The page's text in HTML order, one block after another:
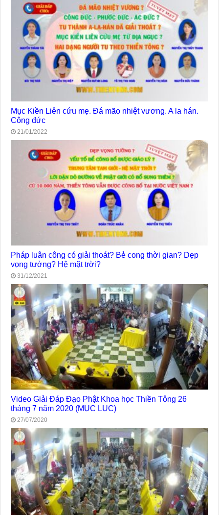
Mục Kiền Liên cứu mẹ. Đá mão nhiệt vương. A la hán.
Công đức
21/01/2022
Pháp luân công có giải thoát? Bẻ cong thời gian? Dẹp
vọng tưởng? Hệ mặt trời?
31/12/2021
Video Giải Đáp Đạo Phật Khoa học Thiền Tông 26
tháng 7 năm 2020 (MỤC LỤC)
27/07/2020